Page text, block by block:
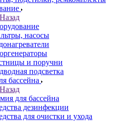
Назад
насосы
и поручни
подсветка
бассейна
Назад
для бассейна
дезинфекции
для очистки и ухода